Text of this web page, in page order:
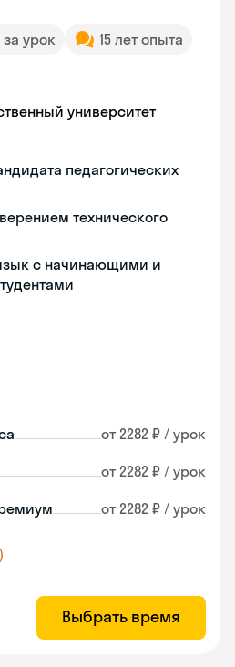
за урок
15 лет опыта
университет
педагогических
технического
с начинающими и
от 2282 ₽ / урок
от 2282 ₽ / урок
от 2282 ₽ / урок
Выбрать время